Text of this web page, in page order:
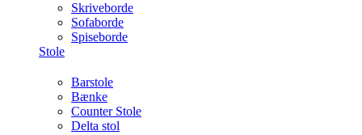
Skriveborde
Sofaborde
Spiseborde
Stole
Barstole
Bænke
Counter Stole
Delta stol